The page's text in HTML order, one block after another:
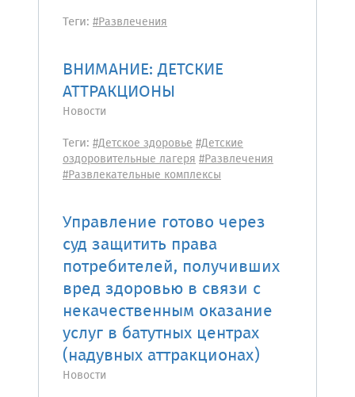
Теги: #Развлечения
ВНИМАНИЕ: ДЕТСКИЕ
АТТРАКЦИОНЫ
Новости
Теги: #Детское здоровье#Детские
оздоровительные лагеря#Развлечения
#Развлекательные комплексы
Управление готово через
суд защитить права
потребителей, получивших
вред здоровью в связи с
некачественным оказание
услуг в батутных центрах
(надувных аттракционах)
Новости